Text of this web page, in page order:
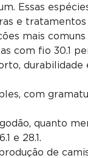
Essas
e
mais comuns
com fio 30.1
durabilidade
com
quanto
e 28.1.
de